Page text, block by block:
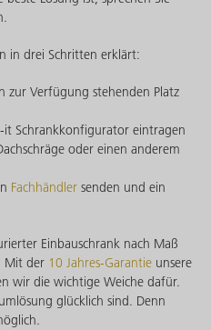
in drei Schritten erklärt:
zur Verfügung stehenden Platz
Schrankkonfigurator eintragen
oder einen anderem
Fachhändler senden und ein
Einbauschrank nach Maß
Mit der 10 Jahres-Garantie unsere
wir die wichtige Weiche dafür.
glücklich sind. Denn